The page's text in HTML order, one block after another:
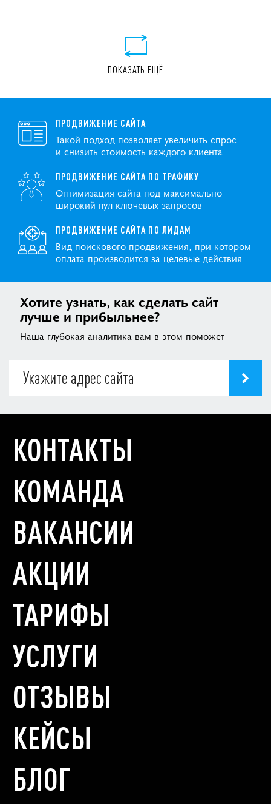
ПОКАЗАТЬ ЕЩЁ
ПРОДВИЖЕНИЕ САЙТА
Такой подход позволяет увеличить спрос
и снизить стоимость каждого клиента
ПРОДВИЖЕНИЕ САЙТА ПО ТРАФИКУ
Оптимизация сайта под максимально
широкий пул ключевых запросов
ПРОДВИЖЕНИЕ САЙТА ПО ЛИДАМ
Вид поискового продвижения, при котором
оплата производится за целевые действия
Хотите узнать, как сделать сайт
лучше и прибыльнее?
Наша глубокая аналитика вам в этом поможет
КОНТАКТЫ
КОМАНДА
ВАКАНСИИ
АКЦИИ
ТАРИФЫ
УСЛУГИ
ОТЗЫВЫ
КЕЙСЫ
БЛОГ